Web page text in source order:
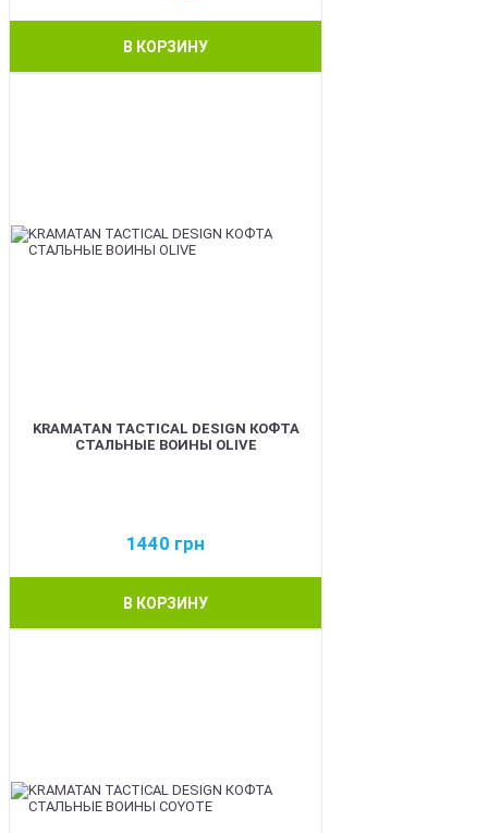
В КОРЗИНУ
KRAMATAN TACTICAL DESIGN КОФТА
СТАЛЬНЫЕ ВОИНЫ OLIVE
1440 грн
В КОРЗИНУ